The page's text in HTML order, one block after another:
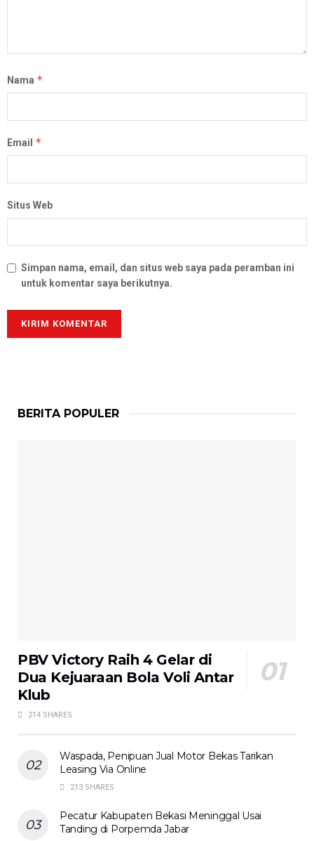
Nama *
Email *
Situs Web
Simpan nama, email, dan situs web saya pada peramban ini
untuk komentar saya berikutnya.
BERITA POPULER
PBV Victory Raih 4 Gelar di
Dua Kejuaraan Bola Voli Antar
Klub
214 SHARES
Waspada, Penipuan Jual Motor Bekas Tarikan
Leasing Via Online
213 SHARES
Pecatur Kabupaten Bekasi Meninggal Usai
Tanding di Porpemda Jabar